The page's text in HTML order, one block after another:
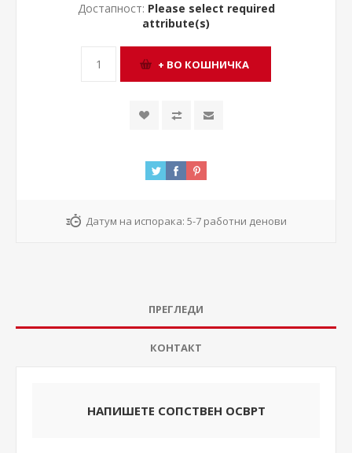
Достапност: Please select required
attribute(s)
Датум на испорака: 5-7 работни денови
ПРЕГЛЕДИ
КОНТАКТ
НАПИШЕТЕ СОПСТВЕН ОСВРТ